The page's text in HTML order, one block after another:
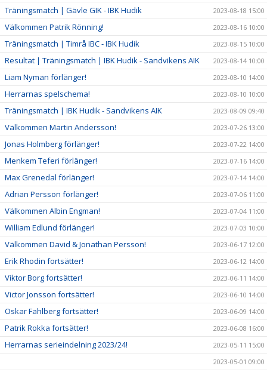
Träningsmatch | Gävle GIK - IBK Hudik 2023-08-18 15:00
Välkommen Patrik Rönning! 2023-08-16 10:00
Träningsmatch | Timrå IBC - IBK Hudik 2023-08-15 10:00
Resultat | Träningsmatch | IBK Hudik - Sandvikens AIK 2023-08-14 10:00
Liam Nyman förlänger! 2023-08-10 14:00
Herrarnas spelschema! 2023-08-10 10:00
Träningsmatch | IBK Hudik - Sandvikens AIK 2023-08-09 09:40
Välkommen Martin Andersson! 2023-07-26 13:00
Jonas Holmberg förlänger! 2023-07-22 14:00
Menkem Teferi förlänger! 2023-07-16 14:00
Max Grenedal förlänger! 2023-07-14 14:00
Adrian Persson förlänger! 2023-07-06 11:00
Välkommen Albin Engman! 2023-07-04 11:00
William Edlund förlänger! 2023-07-03 10:00
Välkommen David & Jonathan Persson! 2023-06-17 12:00
Erik Rhodin fortsätter! 2023-06-12 14:00
Viktor Borg fortsätter! 2023-06-11 14:00
Victor Jonsson fortsätter! 2023-06-10 14:00
Oskar Fahlberg fortsätter! 2023-06-09 14:00
Patrik Rokka fortsätter! 2023-06-08 16:00
Herrarnas serieindelning 2023/24!
2023-05-11 15:00
2023-05-01 09:00